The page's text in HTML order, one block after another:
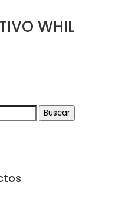
WHIL
Buscar